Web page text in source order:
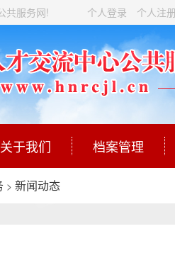
共服务网! 个人登录 个人注
关于我们 档案管理
> 新闻动态